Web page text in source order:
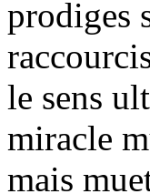
prodiges
le sens
miracle
mais